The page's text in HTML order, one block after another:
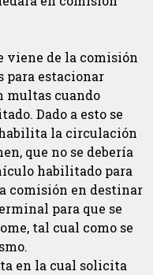
viene de la comisión
para estacionar
multas cuando
Dado a esto se
la circulación
que no se debería
habilitado para
comisión en destinar
para que se
tal cual como se
en la cual solicita